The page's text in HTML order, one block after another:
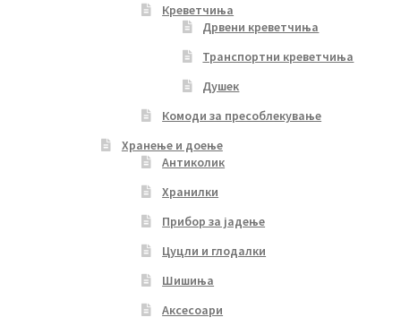
Креветчиња
Дрвени креветчиња
Транспортни креветчиња
Душек
Комоди за пресоблекување
Хранење и доење
Антиколик
Хранилки
Прибор за јадење
Цуцли и глодалки
Шишиња
Аксесоари